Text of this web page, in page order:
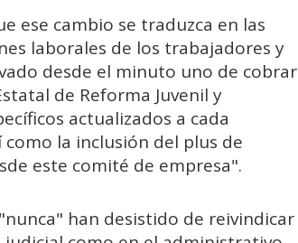
ese cambio se traduzca en las
laborales de los trabajadores y
desde el minuto uno de cobrar
de Reforma Juvenil y
actualizados a cada
la inclusión del plus de
este comité de empresa".
han desistido de reivindicar